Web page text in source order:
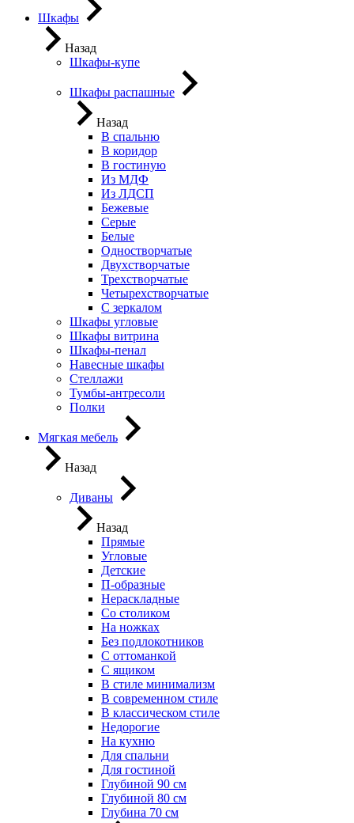
Шкафы
Назад
Шкафы-купе
Шкафы распашные
Назад
В спальню
В коридор
В гостиную
Из МДФ
Из ЛДСП
Бежевые
Серые
Белые
Одностворчатые
Двухстворчатые
Трехстворчатые
Четырехстворчатые
С зеркалом
Шкафы угловые
Шкафы витрина
Шкафы-пенал
Навесные шкафы
Стеллажи
Тумбы-антресоли
Полки
Мягкая мебель
Назад
Диваны
Назад
Прямые
Угловые
Детские
П-образные
Нераскладные
Со столиком
На ножках
Без подлокотников
С оттоманкой
С ящиком
В стиле минимализм
В современном стиле
В классическом стиле
Недорогие
На кухню
Для спальни
Для гостиной
Глубиной 90 см
Глубиной 80 см
Глубина 70 см